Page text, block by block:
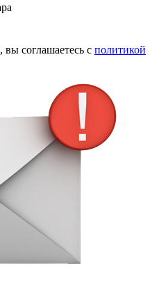
соглашаетесь с политикой